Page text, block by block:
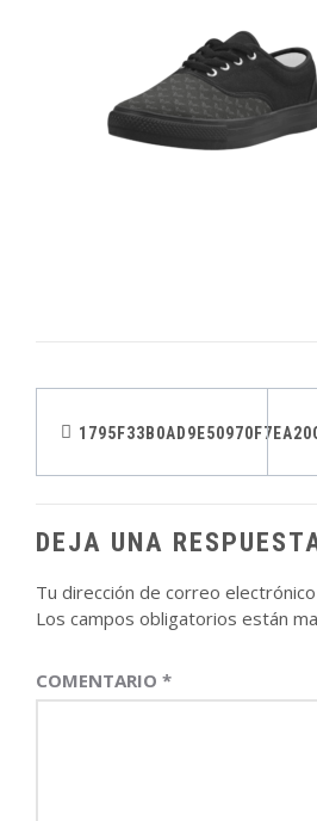
Navegación
de
entradas
DEJA UNA
Tu dirección de correo
Los campos obligatorios están
COMENTARIO *